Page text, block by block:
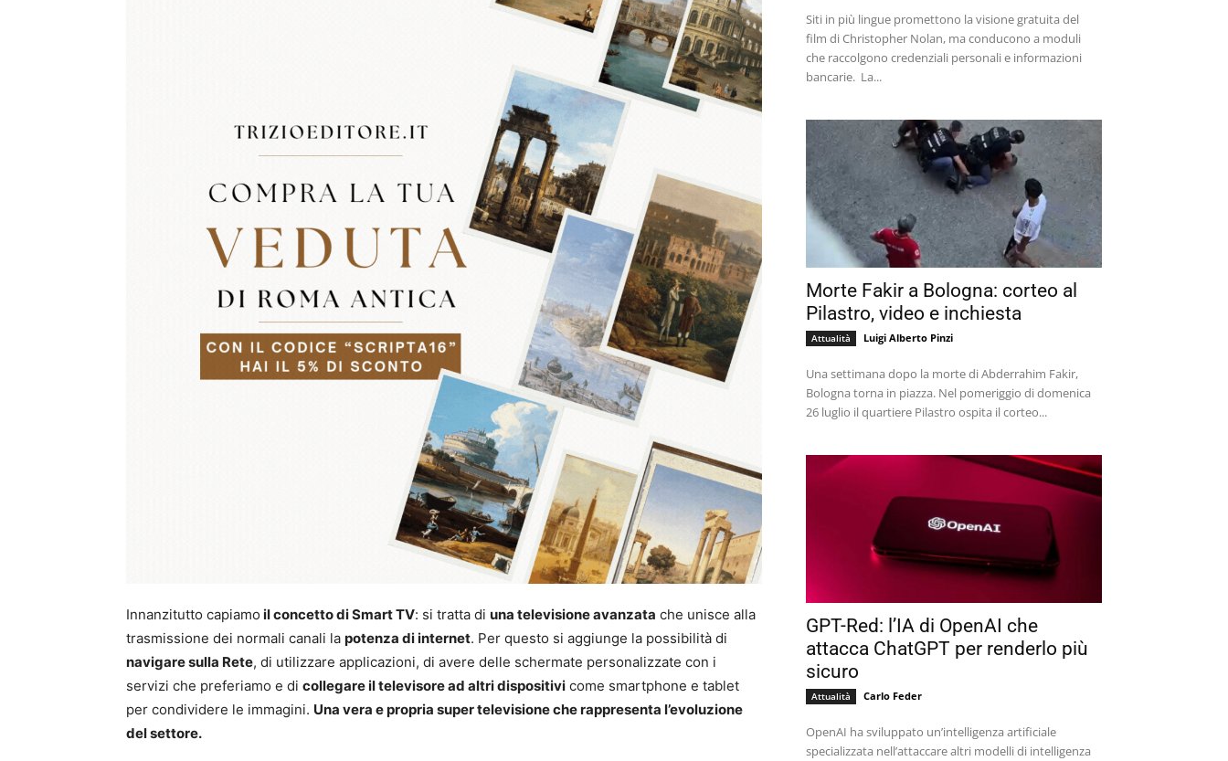
Innanzitutto capiamo il concetto di Smart TV: si tratta di una televisione avanzata che unisce alla
trasmissione dei normali canali la potenza di internet. Per questo si aggiunge la possibilità di
navigare sulla Rete, di utilizzare applicazioni, di avere delle schermate personalizzate con i
servizi che preferiamo e di collegare il televisore ad altri dispositivi come smartphone e tablet
per condividere le immagini. Una vera e propria super televisione che rappresenta l’evoluzione
del settore.
Siti in più lingue promettono la visione gratuita del
film di Christopher Nolan, ma conducono a moduli
che raccolgono credenziali personali e informazioni
bancarie. La...
Morte Fakir a Bologna: corteo al
Pilastro, video e inchiesta
Attualità Luigi Alberto Pinzi
Una settimana dopo la morte di Abderrahim Fakir,
Bologna torna in piazza. Nel pomeriggio di domenica
26 luglio il quartiere Pilastro ospita il corteo...
GPT-Red: l’IA di OpenAI che
attacca ChatGPT per renderlo più
sicuro
Attualità Carlo Feder
OpenAI ha sviluppato un’intelligenza artificiale
specializzata nell’attaccare altri modelli di intelligenza